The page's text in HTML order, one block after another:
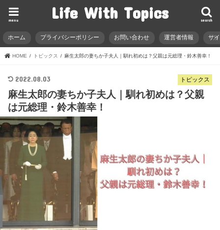
Life With Topics search
menu
ホーム プライバシーポリシー お問い合わせ 運営者情報 サ
HOME トピックス 麻生太郎の妻ちか子夫人｜馴れ初めは？父親は元総理・鈴木善幸！
トピックス
2022.08.03
麻生太郎の妻ちか子夫人｜馴れ初めは？父親
は元総理・鈴木善幸！